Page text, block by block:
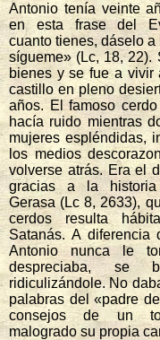
Antonio tenía veinte
en esta frase del
cuanto tienes, dáselo
sígueme» (Lc, 18, 22).
bienes y se fue a vivir
castillo en pleno
años. El famoso
hacía ruido mientras
mujeres espléndidas,
los medios
volverse atrás. Era el
gracias a la
Gerasa (Lc 8, 2633),
cerdos resulta
Satanás. A diferencia
Antonio nunca le
despreciaba, se
ridiculizándole. No
palabras del «padre
consejos de un
malogrado su propia